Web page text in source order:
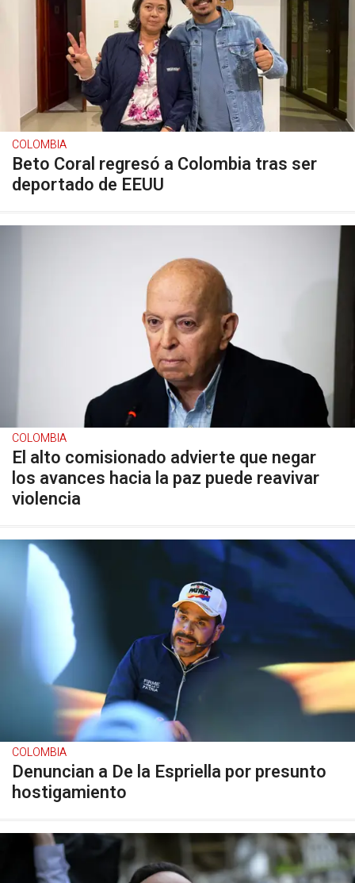
COLOMBIA
Beto Coral regresó a Colombia tras ser
deportado de EEUU
COLOMBIA
El alto comisionado advierte que negar
los avances hacia la paz puede reavivar
violencia
COLOMBIA
Denuncian a De la Espriella por presunto
hostigamiento